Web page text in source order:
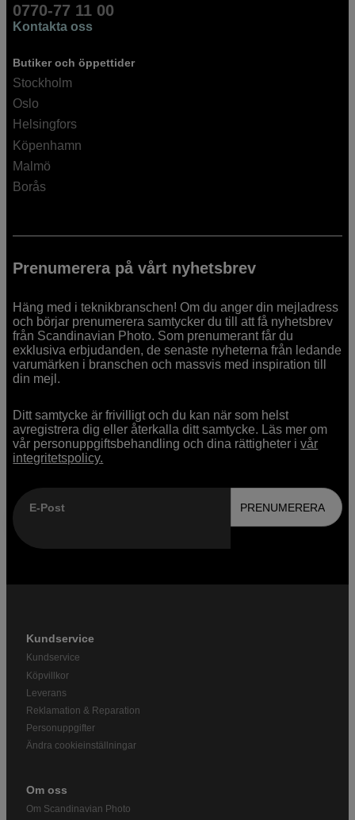
0770-77 11 00
Kontakta oss
Butiker och öppettider
Stockholm
Oslo
Helsingfors
Köpenhamn
Malmö
Borås
Prenumerera på vårt nyhetsbrev
Häng med i teknikbranschen! Om du anger din mejladress
och börjar prenumerera samtycker du till att få nyhetsbrev
från Scandinavian Photo. Som prenumerant får du
exklusiva erbjudanden, de senaste nyheterna från ledande
varumärken i branschen och massvis med inspiration till
din mejl.
Ditt samtycke är frivilligt och du kan när som helst
avregistrera dig eller återkalla ditt samtycke. Läs mer om
vår personuppgiftsbehandling och dina rättigheter ivår
integritetspolicy.
E-Post PRENUMERERA
Kundservice
Kundservice
Köpvillkor
Leverans
Reklamation & Reparation
Personuppgifter
Ändra cookieinställningar
Om oss
Om Scandinavian Photo